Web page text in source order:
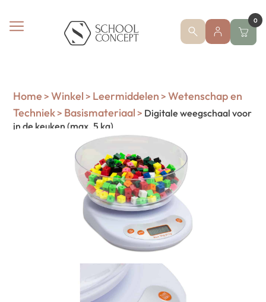
0
Home > Winkel > Leermiddelen > Wetenschap en
Techniek> Basismateriaal > Digitale weegschaal voor
in de keuken (max. 5 kg)